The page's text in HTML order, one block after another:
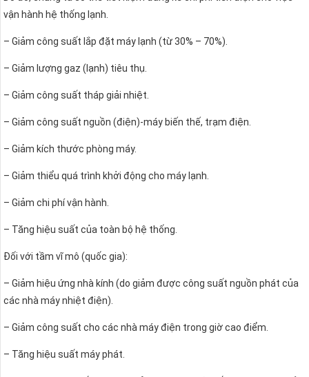
vận hành hệ thống lạnh.
– Giảm công suất lắp đặt máy lạnh (từ 30% – 70%).
– Giảm lượng gaz (lạnh) tiêu thụ.
– Giảm công suất tháp giải nhiệt.
– Giảm công suất nguồn (điện)-máy biến thế, trạm điện.
– Giảm kích thước phòng máy.
– Giảm thiểu quá trình khởi động cho máy lạnh.
– Giảm chi phí vận hành.
– Tăng hiệu suất của toàn bộ hệ thống.
Đối với tầm vĩ mô (quốc gia):
– Giảm hiệu ứng nhà kính (do giảm được công suất nguồn phát của
các nhà máy nhiệt điện).
– Giảm công suất cho các nhà máy điện trong giờ cao điểm.
– Tăng hiệu suất máy phát.